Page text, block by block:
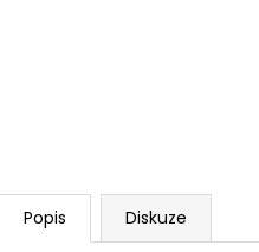
Popis Diskuze